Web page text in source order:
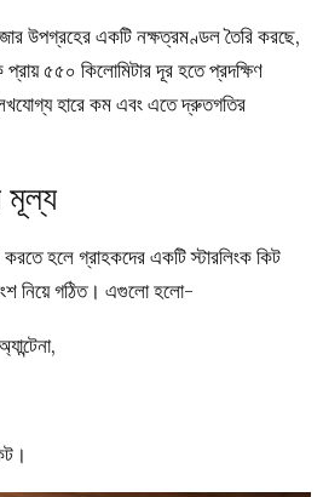
উপগ্রহের একটি নক্ষত্রমণ্ডল তৈরি করছে,
প্রায় ৫৫০ কিলোমিটার দূর হতে প্রদক্ষিণ
হারে কম এবং এতে দ্রুতগতির
মূল্য
করতে হলে গ্রাহকদের একটি স্টারলিংক কিট
নিয়ে গঠিত। এগুলো হলো-